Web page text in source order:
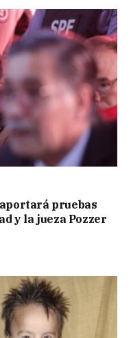
pruebas
y la jueza Pozzer